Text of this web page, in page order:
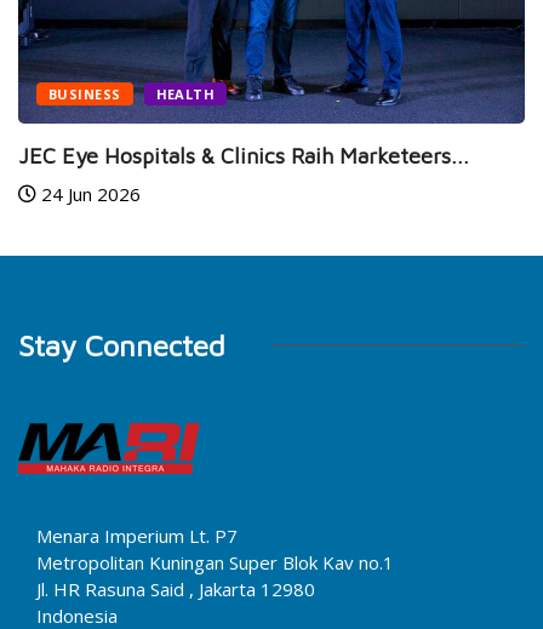
BUSINESS HEALTH
JEC Eye Hospitals & Clinics Raih Marketeers...
24 Jun 2026
Stay Connected
Menara Imperium Lt. P7
Metropolitan Kuningan Super Blok Kav no.1
Jl. HR Rasuna Said , Jakarta 12980
Indonesia